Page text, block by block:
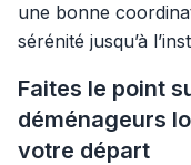
une bonne
sérénité jusqu’à
Faites le point
déménageurs
votre départ